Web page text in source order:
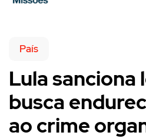
País
Lula sanciona
busca
ao crime